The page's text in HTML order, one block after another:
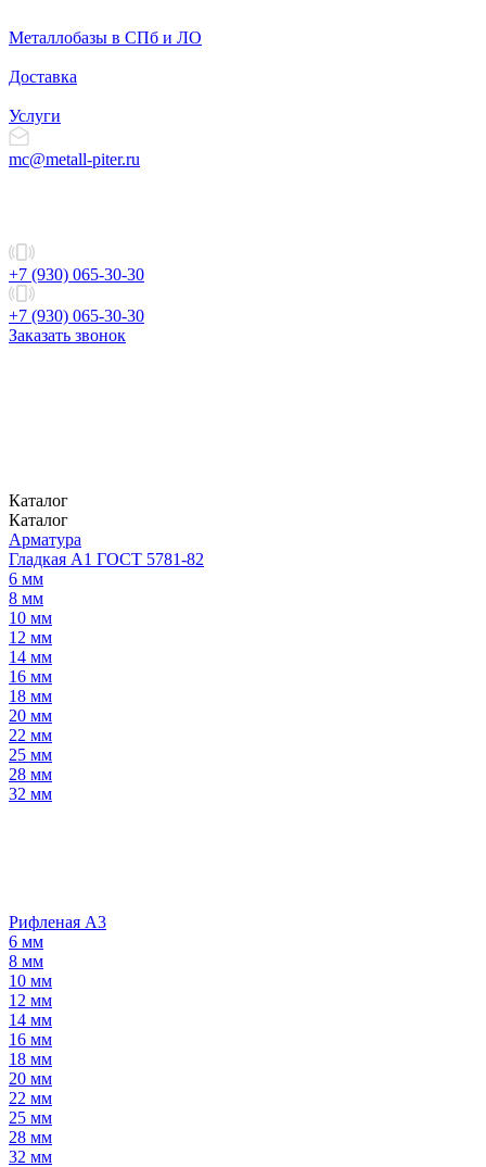
Металлобазы в СПб и ЛО
Доставка
Услуги
mc@metall-piter.ru
+7 (930) 065-30-30
+7 (930) 065-30-30
Заказать звонок
Каталог
Каталог
Арматура
Гладкая А1 ГОСТ 5781-82
6 мм
8 мм
10 мм
12 мм
14 мм
16 мм
18 мм
20 мм
22 мм
25 мм
28 мм
32 мм
Рифленая А3
6 мм
8 мм
10 мм
12 мм
14 мм
16 мм
18 мм
20 мм
22 мм
25 мм
28 мм
32 мм